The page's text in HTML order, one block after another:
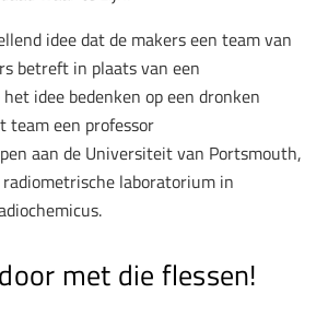
idee dat de makers een team van
betreft in plaats van een
idee bedenken op een dronken
team een professor
aan de Universiteit van Portsmouth,
laboratorium in
met die flessen!